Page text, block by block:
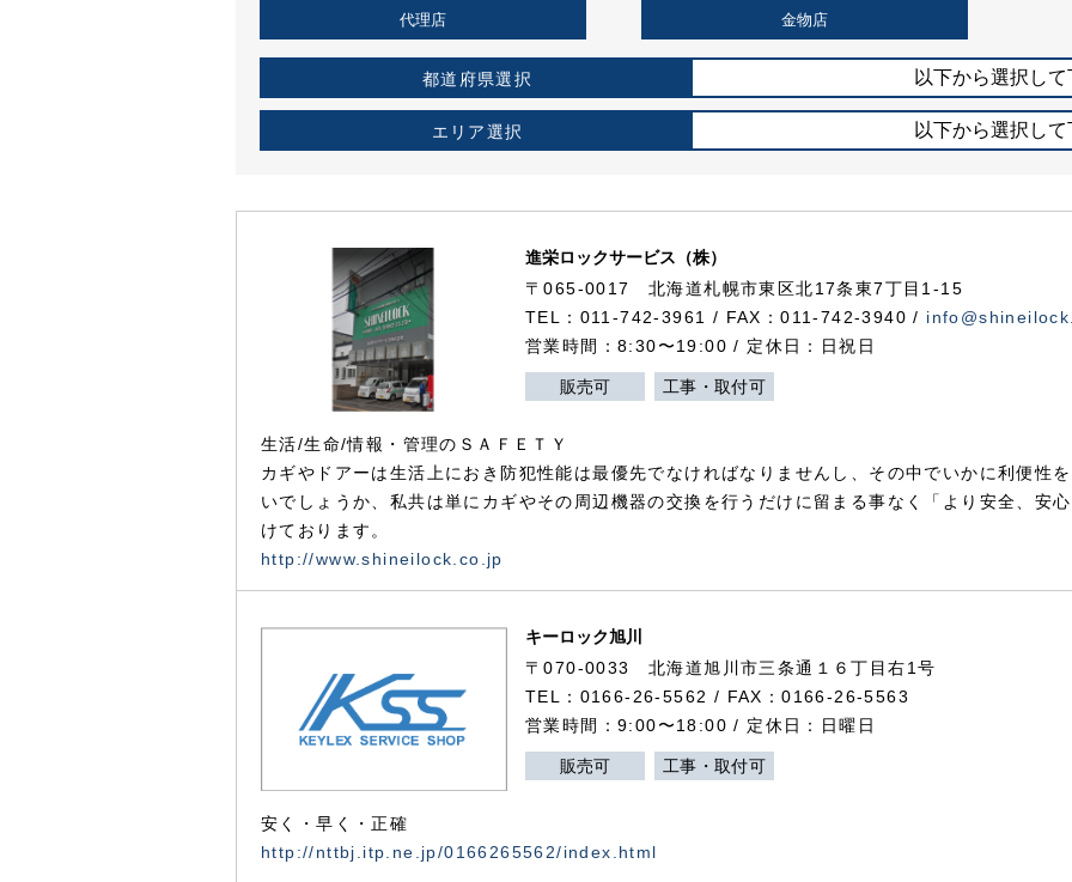
代理店 金物店
都道府県選択 以下から選択し
エリア選択 以下から選択し
進栄ロックサービス（株）
〒065-0017 北海道札幌市東区北17条東7丁目1-15
TEL：011-742-3961 / FAX：011-742-3940 /
営業時間：8:30〜19:00 / 定休日：日祝日
販売可 工事・取付可
生活/生命/情報・管理のＳＡＦＥＴＹ
カギやドアーは生活上におき防犯性能は最優先でなければなりませんし、その中でいかに利便性
いでしょうか、私共は単にカギやその周辺機器の交換を行うだけに留まる事なく「より安全、安
けております。
http://www.shineilock.co.jp
キーロック旭川
〒070-0033 北海道旭川市三条通１６丁目右1号
TEL：0166-26-5562 / FAX：0166-26-5563
営業時間：9:00〜18:00 / 定休日：日曜日
販売可 工事・取付可
安く・早く・正確
http://nttbj.itp.ne.jp/0166265562/index.html